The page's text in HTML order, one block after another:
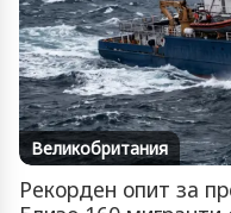
Великобритания
Рекорден опит за